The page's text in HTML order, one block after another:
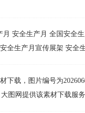
月 安全生产月 全国安全生
安全生产月宣传展架 安全
下载，图片编号为
图网提供该素材下载服务